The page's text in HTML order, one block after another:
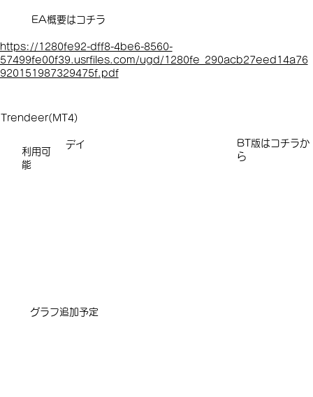
EA概要はコチラ
https://1280fe92-dff8-4be6-8560-
57499fe00f39.usrfiles.com/ugd/1280fe_290acb27eed14a76
920151987329475f.pdf
デイ
​​​BT版はコチラか
ら
利用可
能
Trendeer(MT4)
​グラフ追加予定